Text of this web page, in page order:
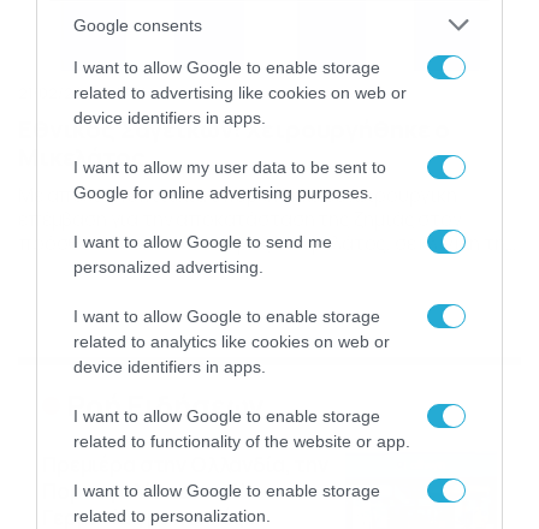
Google consents
I want to allow Google to enable storage
related to advertising like cookies on web or
device identifiers in apps.
I want to allow my user data to be sent to
Google for online advertising purposes.
I want to allow Google to send me
personalized advertising.
I want to allow Google to enable storage
related to analytics like cookies on web or
device identifiers in apps.
I want to allow Google to enable storage
related to functionality of the website or app.
I want to allow Google to enable storage
related to personalization.
21/02/2013 13:16
Εθνικός Σαγέικων: Χειρουργήθηκε ο
Μικελάτος
Με απόλυτη επιτυχία υποβλήθηκε σε χειρουργική
πρόσθιο χιαστό, ο Σωτήρης Μουρελάτος, σε κλινική της
Αθήνας. Ο άσος του Εθνικού Σαγέικων μετράει πλέον
και θα δώσει τη μάχη του για να είναι απόλυτα έτοιμος
με την έναρξη της νέας αγωνιστικής […]
Ροή Ειδήσεων
Πορτογαλία και τη Β’
Γερμανίας με πολλές